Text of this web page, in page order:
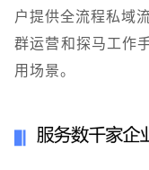
户提供全流程私域
群运营和探马工作
用场景。